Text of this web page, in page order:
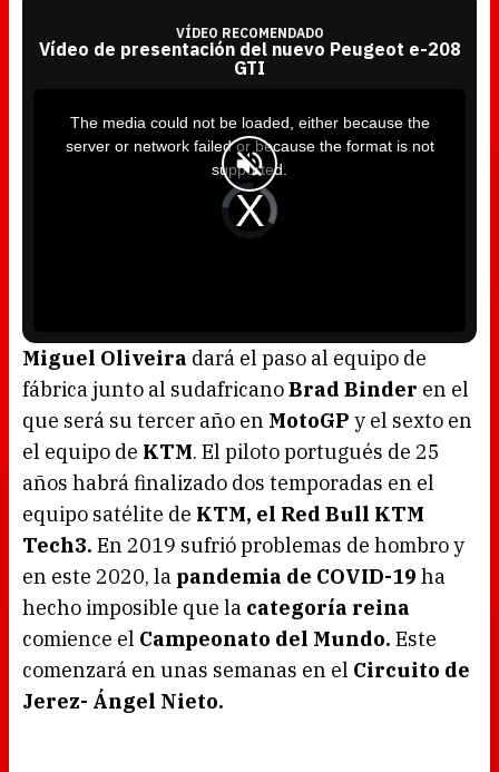
VÍDEO RECOMENDADO
Vídeo de presentación del nuevo Peugeot e-208
GTI
V
i
e
o
a
i
n
.
The media could not be loaded, either because the
server or network failed or because the format is not
supported.
Miguel Oliveira dará el paso al equipo de
fábrica junto al sudafricanoBrad Binder en el
que será su tercer año en MotoGP y el sexto en
el equipo de KTM. El piloto portugués de 25
años habrá finalizado dos temporadas en el
equipo satélite de KTM, el Red Bull KTM
Tech3. En 2019 sufrió problemas de hombro y
en este 2020, la pandemia de COVID-19 ha
hecho imposible que la categoría reina
comience el Campeonato del Mundo. Este
comenzará en unas semanas en el Circuito de
Jerez- Ángel Nieto.